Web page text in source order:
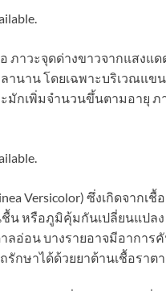
าวะจุดด่างขาวจากแสงแด
ลานาน โดยเฉพาะบริเวณแ
มักเพิ่มจำนวนขึ้นตามอายุ
Versicolor) ซึ่งเกิดจาก
น หรือภูมิคุ้มกันเปลี่ยนแปลง
อ่อน บางรายอาจมีอาการ
รักษาได้ด้วยยาต้านเชื้อรา